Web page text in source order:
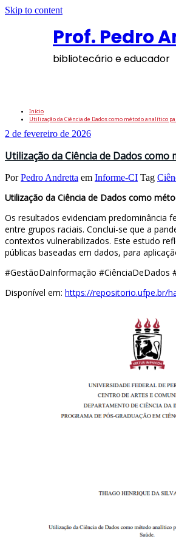
Skip to content
Prof. Pedro
bibliotecário e educador
Início
Utilização da Ciência de Dados como método analítico
2 de fevereiro de 2026
Utilização da Ciência de Dados como
PorPedro Andretta em Informe-CI Tag
Utilização da Ciência de Dados como
Os resultados evidenciam predominância
entre grupos raciais. Conclui-se que a
contextos vulnerabilizados. Este estudo
públicas baseadas em dados, para
#GestãoDaInformação #CiênciaDeDados
Disponível em: https://repositorio.ufpe.br/